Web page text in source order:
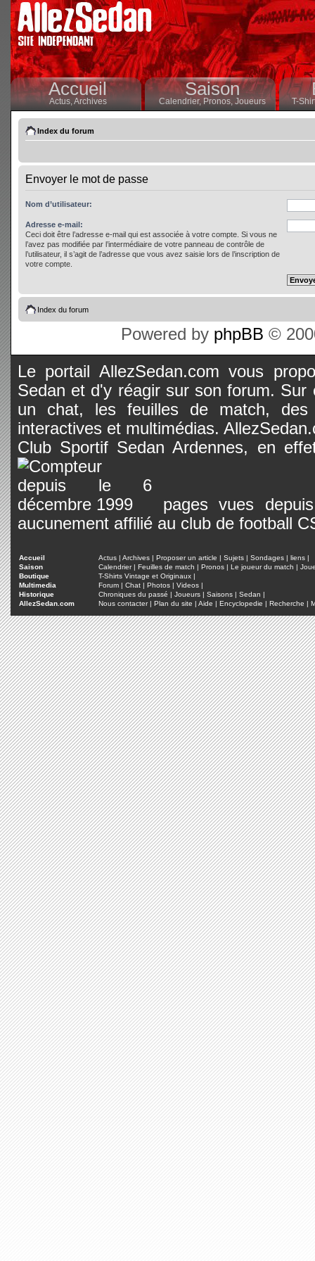
Accueil
Actus,Archives
Saison
Calendrier,Pronos, Joueurs T-
Index du forum
Envoyer le mot de passe
Nom d’utilisateur:
Adresse e-mail:
Ceci doit être l’adresse e-mail qui est associée à votre compte. Si vous ne
l’avez pas modifiée par l’intermédiaire de votre panneau de contrôle de
l’utilisateur, il s’agit de l’adresse que vous avez saisie lors de l’inscription de
votre compte.
Index du forum
Powered by phpBB ©
Le portail AllezSedan.com vous
Sedan et d'y réagir sur son forum.
un chat, les feuilles de match, des
interactives et multimédias.
Club Sportif Sedan Ardennes, en
pages vues
aucunement affilié au club de football
Accueil Actus | Archives | Proposer un article | Sujets | Sondages | liens |
Saison
Calendrier| Feuilles de match | Pronos | Le joueur du match |
Boutique
T-Shirts Vintage et Originaux |
Multimedia
Forum | Chat | Photos | Videos |
Historique
Chroniques du passé | Joueurs | Saisons | Sedan |
AllezSedan.com
Nous contacter| Plan du site | Aide | Encyclopedie | Recherche |